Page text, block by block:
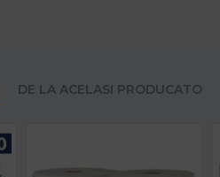
DE LA ACELASI PRODUCATOR